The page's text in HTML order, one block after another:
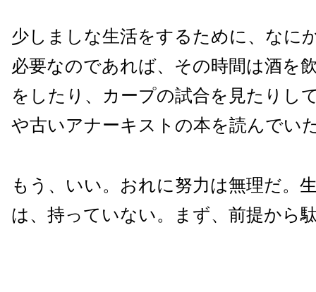
少しましな生活をするために、なに
必要なのであれば、その時間は酒を
をしたり、カープの試合を見たりし
や古いアナーキストの本を読んでい
もう、いい。おれに努力は無理だ。
は、持っていない。まず、前提から